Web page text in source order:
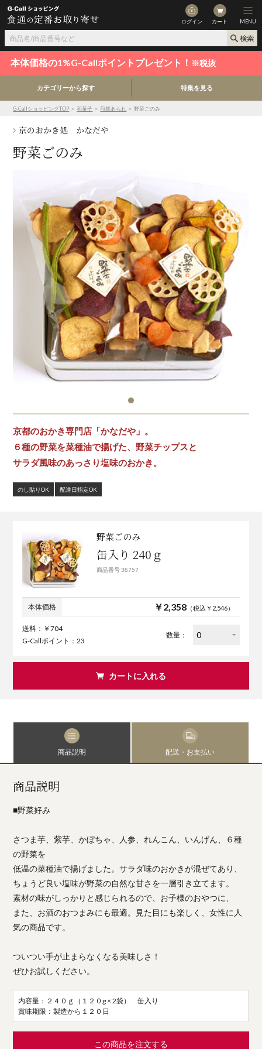
ログイン カート MENU
本体価格の1%G-Callポイントプレゼント！ ※税抜
カテゴリーから探す 特集を見る
G-CallショッピングTOP ＞和菓子 ＞煎餅あられ ＞ 野菜ごのみ
京のおかき処 かなだや
野菜ごのみ
京都のおかき専門店「かなだや」。
６種の野菜を菜種油で揚げた、野菜チップスと
サラダ風味のあっさり塩味のおかき。
のし貼りOK 配達日指定OK
野菜ごのみ
缶入り 240ｇ
商品番号 38757
本体価格 ￥2,358（税込￥2,546）
送料：￥704
G-Callポイント：23
数量：
カートに入れる
商品説明 配送・お支払い
商品説明
■野菜好み
さつま芋、紫芋、かぼちゃ、人参、れんこん、いんげん、６種
の野菜を
低温の菜種油で揚げました。サラダ味のおかきが混ぜてあり、
ちょうど良い塩味が野菜の自然な甘さを一層引き立てます。
素材の味がしっかりと感じられるので、お子様のおやつに、
また、お酒のおつまみにも最適。見た目にも楽しく、女性に人
気の商品です。
ついつい手が止まらなくなる美味しさ！
ぜひお試しください。
内容量：２４０ｇ（１２０g × 2袋） 缶入り
賞味期限：製造から１２０日
この商品を注文する